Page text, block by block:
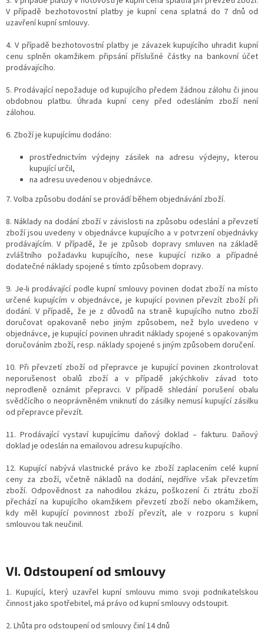
V případě bezhotovostní platby je kupní cena splatná do 7 dnů od
uzavření kupní smlouvy.
4. V případě bezhotovostní platby je závazek kupujícího uhradit kupní
cenu splněn okamžikem připsání příslušné částky na bankovní účet
prodávajícího.
5. Prodávající nepožaduje od kupujícího předem žádnou zálohu či jinou
obdobnou platbu. Úhrada kupní ceny před odesláním zboží není
zálohou.
6. Zboží je kupujícímu dodáno:
prostřednictvím výdejny zásilek na adresu výdejny, kterou
kupující určil,
na adresu uvedenou v objednávce.
7. Volba způsobu dodání se provádí během objednávání zboží.
8. Náklady na dodání zboží v závislosti na způsobu odeslání a převzetí
zboží jsou uvedeny v objednávce kupujícího a v potvrzení objednávky
prodávajícím. V případě, že je způsob dopravy smluven na základě
zvláštního požadavku kupujícího, nese kupující riziko a případné
dodatečné náklady spojené s tímto způsobem dopravy.
9. Je-li prodávající podle kupní smlouvy povinen dodat zboží na místo
určené kupujícím v objednávce, je kupující povinen převzít zboží při
dodání. V případě, že je z důvodů na straně kupujícího nutno zboží
doručovat opakovaně nebo jiným způsobem, než bylo uvedeno v
objednávce, je kupující povinen uhradit náklady spojené s opakovaným
doručováním zboží, resp. náklady spojené s jiným způsobem doručení.
10. Při převzetí zboží od přepravce je kupující povinen zkontrolovat
neporušenost obalů zboží a v případě jakýchkoliv závad toto
neprodleně oznámit přepravci. V případě shledání porušení obalu
svědčícího o neoprávněném vniknutí do zásilky nemusí kupující zásilku
od přepravce převzít.
11. Prodávající vystaví kupujícímu daňový doklad – fakturu. Daňový
doklad je odeslán na emailovou adresu kupujícího.
12. Kupující nabývá vlastnické právo ke zboží zaplacením celé kupní
ceny za zboží, včetně nákladů na dodání, nejdříve však převzetím
zboží. Odpovědnost za nahodilou zkázu, poškození či ztrátu zboží
přechází na kupujícího okamžikem převzetí zboží nebo okamžikem,
kdy měl kupující povinnost zboží převzít, ale v rozporu s kupní
smlouvou tak neučinil.
VI. Odstoupení od smlouvy
1. Kupující, který uzavřel kupní smlouvu mimo svoji podnikatelskou
činnost jako spotřebitel, má právo od kupní smlouvy odstoupit.
2. Lhůta pro odstoupení od smlouvy činí 14 dnů